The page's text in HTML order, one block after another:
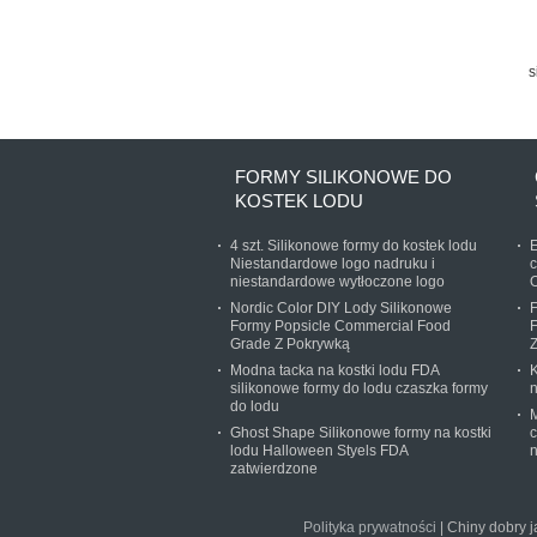
FORMY SILIKONOWE DO
KOSTEK LODU
4 szt. Silikonowe formy do kostek lodu
Niestandardowe logo nadruku i
niestandardowe wytłoczone logo
Nordic Color DIY Lody Silikonowe
Formy Popsicle Commercial Food
Grade Z Pokrywką
Modna tacka na kostki lodu FDA
silikonowe formy do lodu czaszka formy
do lodu
Ghost Shape Silikonowe formy na kostki
lodu Halloween Styels FDA
zatwierdzone
Polityka prywatności | Chiny dobry